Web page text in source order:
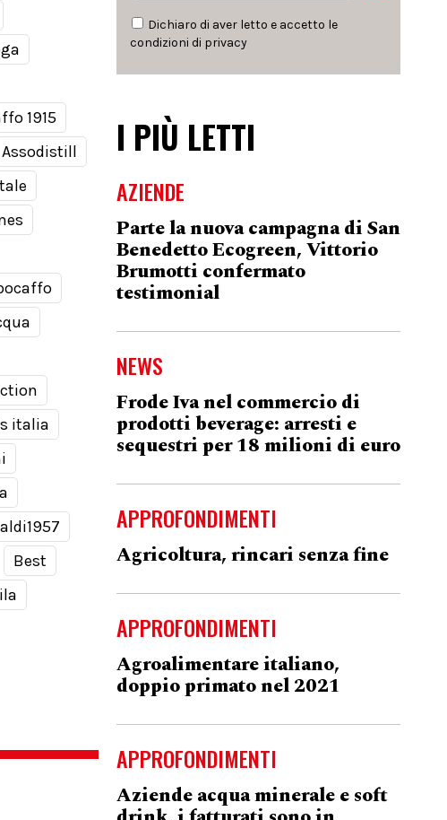
1915
Assodistill
italia
Best
Dichiaro di aver letto e accetto le
condizioni di privacy
I PIÙ LETTI
AZIENDE
Parte la nuova campagna di San
Benedetto Ecogreen, Vittorio
Brumotti confermato
testimonial
NEWS
Frode Iva nel commercio di
prodotti beverage: arresti e
sequestri per 18 milioni di euro
APPROFONDIMENTI
Agricoltura, rincari senza fine
APPROFONDIMENTI
Agroalimentare italiano,
doppio primato nel 2021
APPROFONDIMENTI
Aziende acqua minerale e soft